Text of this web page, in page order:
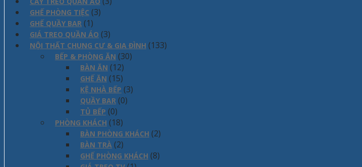
GHẾ PHÒNG TIỆC (3)
GHẾ QUẦY BAR (1)
GIÁ TREO QUẦN ÁO (3)
NỘI THẤT CHUNG CƯ & GIA ĐÌNH (133)
BẾP & PHÒNG ĂN (30)
BÀN ĂN (12)
GHẾ ĂN (15)
KỆ NHÀ BẾP (3)
QUẦY BAR (0)
TỦ BẾP (0)
PHÒNG KHÁCH (18)
BÀN PHÒNG KHÁCH (2)
BÀN TRÀ (2)
GHẾ PHÒNG KHÁCH (8)